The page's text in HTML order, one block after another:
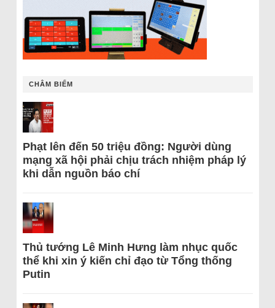
CHÂM BIẾM
Phạt lên đến 50 triệu đồng: Người dùng
mạng xã hội phải chịu trách nhiệm pháp lý
khi dẫn nguồn báo chí
Thủ tướng Lê Minh Hưng làm nhục quốc
thể khi xin ý kiến chỉ đạo từ Tổng thống
Putin